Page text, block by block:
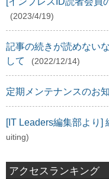
(2023/4/19)
記事の続きが読めない
して
(2022/12/14)
定期メンテナンスのお
[IT Leaders編集部より]
uiting)
アクセスランキング